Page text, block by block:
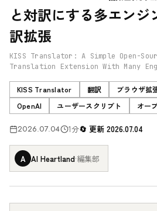
と対訳にする多エンジ
訳拡張
KISS Translator: A Simple Open-
Translation Extension With Many
KISS Translator 翻訳 ブラウザ拡
OpenAI
ユーザースクリプト オー
2026.07.04 1分 更新 2026.07.04
A AI Heartland·編集部